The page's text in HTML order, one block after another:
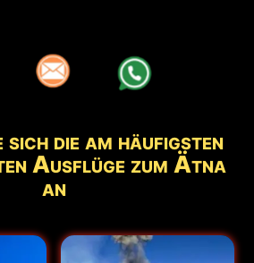
aaa aaa
sich die am häufigsten
Ausflüge zum Ätna
an